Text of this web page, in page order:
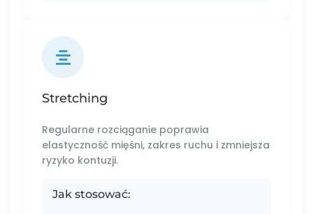
Stretching
Regularne rozciąganie poprawia
elastyczność mięśni, zakres ruchu i zmniejsza
ryzyko kontuzji.
Jak stosować: